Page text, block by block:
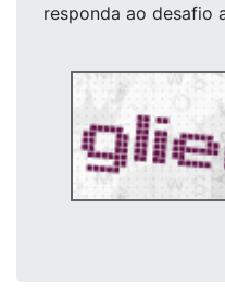
responda ao desafio